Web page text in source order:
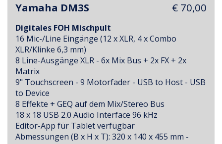
Yamaha DM3S € 70,00
Digitales FOH Mischpult
16 Mic-/Line Eingänge (12 x XLR, 4 x Combo
XLR/Klinke 6,3 mm)
8 Line-Ausgänge XLR - 6x Mix Bus + 2x FX + 2x
Matrix
9" Touchscreen - 9 Motorfader - USB to Host - USB
to Device
8 Effekte + GEQ auf dem Mix/Stereo Bus
18 x 18 USB 2.0 Audio Interface 96 kHz
Editor-App für Tablet verfügbar
Abmessungen (B x H x T): 320 x 140 x 455 mm -